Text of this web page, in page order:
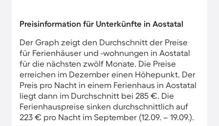
Preisinformation für Unterkünfte in Aostatal
Der Graph zeigt den Durchschnitt der Preise
für Ferienhäuser und -wohnungen in Aostatal
für die nächsten zwölf Monate. Die Preise
erreichen im Dezember einen Höhepunkt. Der
Preis pro Nacht in einem Ferienhaus in Aostatal
liegt dann im Durchschnitt bei 285 €. Die
Ferienhauspreise sinken durchschnittlich auf
223 € pro Nacht im September (12.09. – 19.09.).